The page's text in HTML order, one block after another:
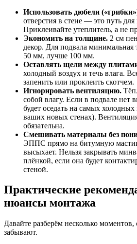
Использовать дюбели
отверстия в стене — это путь
Приклеивайте утеплитель, а не
Экономить на толщине. 2 см
декор. Для подвала
50 мм, лучше 100 мм.
Оставлять щели между
холодный воздух и течь влага.
запенить или проклеить скотчем.
Игнорировать вентиляцию.
собой влагу. Если в подвале нет
будет оседать на самых холодных
ваших новых стенах).
обязательна.
Смешивать материалы без
ЭППС прямо на битумную
высыхает. Нельзя закрывать
плёнкой, если она будет
стеной.
Практические
нюансы монтажа
Давайте разберём несколько моментов,
забывают.